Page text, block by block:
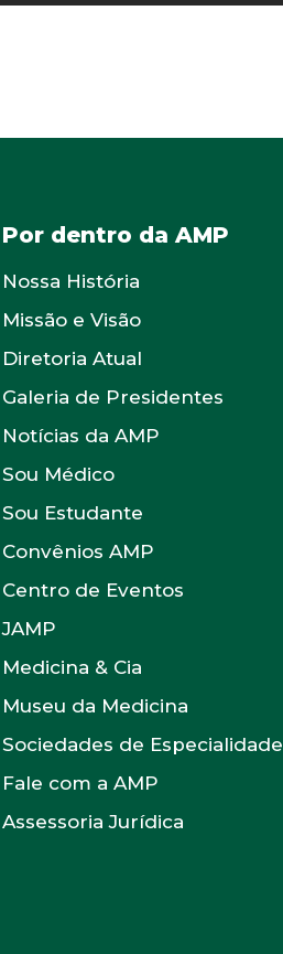
Por dentro da AMP
Nossa História
Missão e Visão
Diretoria Atual
Galeria de Presidentes
Notícias da AMP
Sou Médico
Sou Estudante
Convênios AMP
Centro de Eventos
JAMP
Medicina & Cia
Museu da Medicina
Sociedades de Especialidade
Fale com a AMP
Assessoria Jurídica